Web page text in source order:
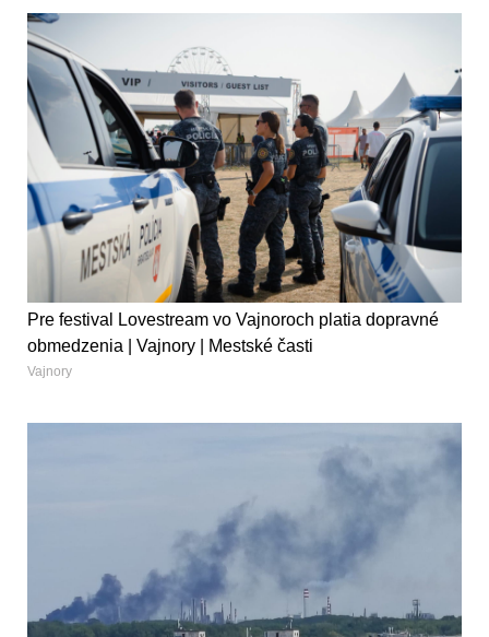
Pre festival Lovestream vo Vajnoroch platia dopravné
obmedzenia | Vajnory | Mestské časti
Vajnory